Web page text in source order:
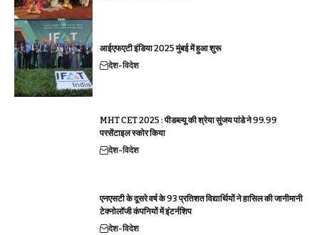
आईएफएटी इंडिया 2025 मुंबई में हुआ शुरू
देश-विदेश
MHT CET 2025 : पीडब्ल्यू की श्रेया सुंजय पांडे ने 99.99
परसेंटाइल स्कोर किया
देश-विदेश
एनएसटी के दूसरे वर्ष के 93 प्रतिशत विद्यार्थियों ने हासिल की जानीमानी
टेक्नोलॉजी कंपनियों में इंटर्नशिप
देश-विदेश